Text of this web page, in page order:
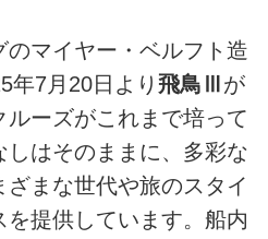
のマイヤー・ベルフト造
年7月20日より 飛鳥Ⅲ が
ーズがこれまで培って
しはそのままに、多彩な
まな世代や旅のスタイ
提供しています。船内